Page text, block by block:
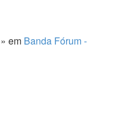
em Banda Fórum -